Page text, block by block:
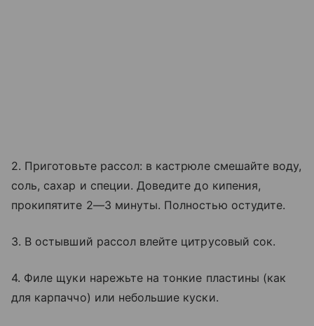
2. Приготовьте рассол: в кастрюле смешайте воду,
соль, сахар и специи. Доведите до кипения,
прокипятите 2—3 минуты. Полностью остудите.
3. В остывший рассол влейте цитрусовый сок.
4. Филе щуки нарежьте на тонкие пластины (как
для карпаччо) или небольшие куски.